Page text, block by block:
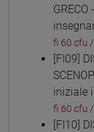
fi 60 cfu /
[FI09]
iniziale
fi 60 cfu /
[FI10]